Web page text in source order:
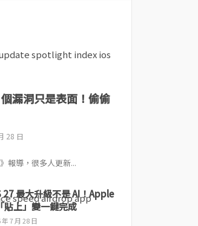
漏洞只是表面！偷偷
28 日
報導，很多人更新...
27 最大升級不是 AI！Apple
貼上」變一鍵完成
7 月 28 日